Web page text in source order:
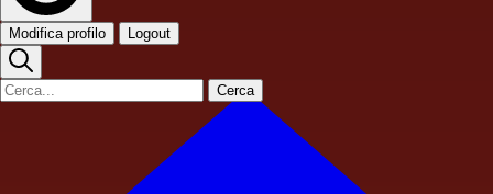
Modifica profilo Logout
Cerca